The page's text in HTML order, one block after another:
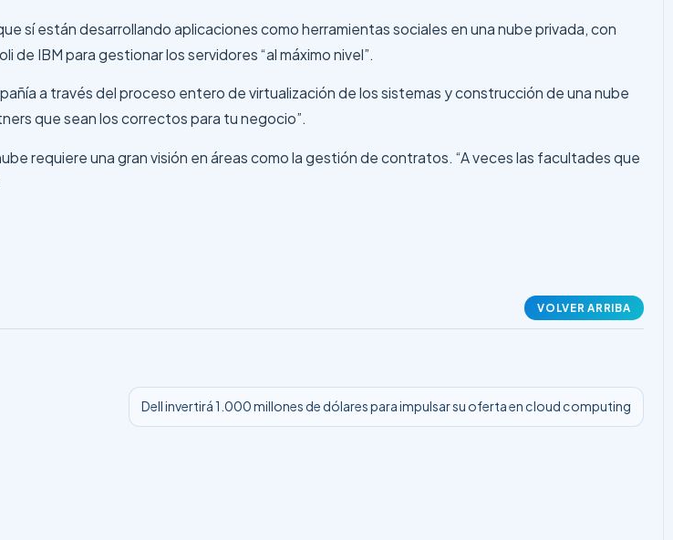
sí están desarrollando aplicaciones como herramientas sociales en una nube privada, con
IBM para gestionar los servidores “al máximo nivel”.
a través del proceso entero de virtualización de los sistemas y construcción de una nube
que sean los correctos para tu negocio”.
requiere una gran visión en áreas como la gestión de contratos. “A veces las facultades que
VOLVER ARRIBA
Dell invertirá 1.000 millones de dólares para impulsar su oferta en cloud computing